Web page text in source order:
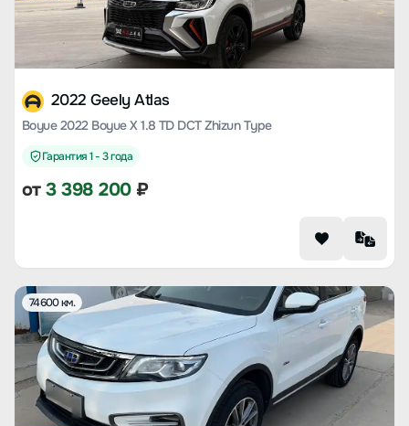
2022 Geely Atlas
Boyue 2022 Boyue X 1.8 TD DCT Zhizun Type
Гарантия 1 - 3 года
от3 398 200₽
74600 км.